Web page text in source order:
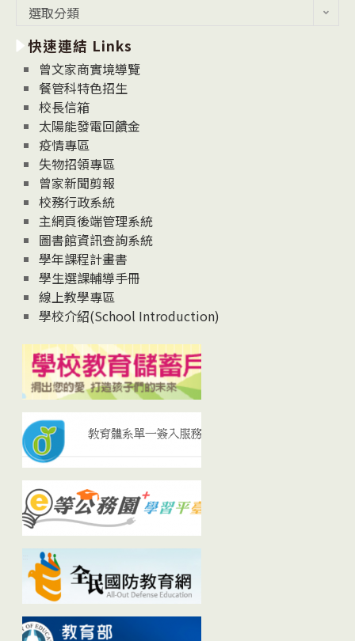
消
息
News
選取分類
快速連結 Links
曾文家商實境導覽
餐管科特色招生
校長信箱
太陽能發電回饋金
疫情專區
失物招領專區
曾家新聞剪報
校務行政系統
主網頁後端管理系統
圖書館資訊查詢系統
學年課程計畫書
學生選課輔導手冊
線上教學專區
學校介紹(School Introduction)